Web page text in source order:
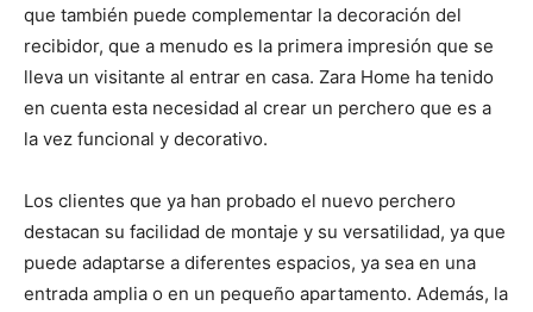
que también puede complementar la decoración del
recibidor, que a menudo es la primera impresión que se
lleva un visitante al entrar en casa. Zara Home ha tenido
en cuenta esta necesidad al crear un perchero que es a
la vez funcional y decorativo.
Los clientes que ya han probado el nuevo perchero
destacan su facilidad de montaje y su versatilidad, ya que
puede adaptarse a diferentes espacios, ya sea en una
entrada amplia o en un pequeño apartamento. Además, la